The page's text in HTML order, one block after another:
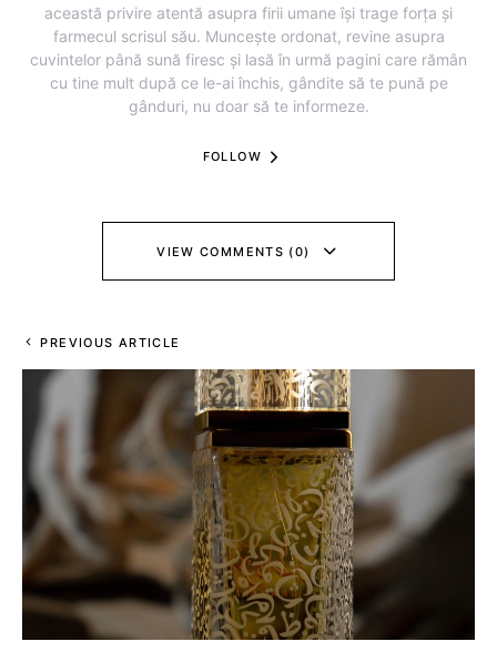
această privire atentă asupra firii umane își trage forța și
farmecul scrisul său. Muncește ordonat, revine asupra
cuvintelor până sună firesc și lasă în urmă pagini care rămân
cu tine mult după ce le-ai închis, gândite să te pună pe
gânduri, nu doar să te informeze.
FOLLOW
VIEW COMMENTS (0)
PREVIOUS ARTICLE